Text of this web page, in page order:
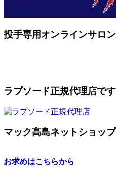
投手専用オンラインサロン
ラプソード正規代理店です
マック高島ネットショップ
お求めはこちらから